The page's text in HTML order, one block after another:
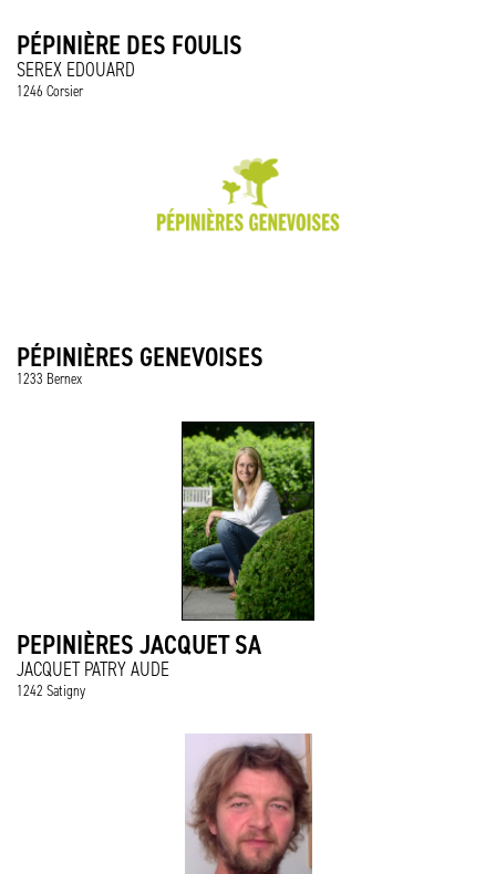
PÉPINIÈRE DES FOULIS
SEREX EDOUARD
1246 Corsier
PÉPINIÈRES GENEVOISES
1233 Bernex
PEPINIÈRES JACQUET SA
JACQUET PATRY AUDE
1242 Satigny